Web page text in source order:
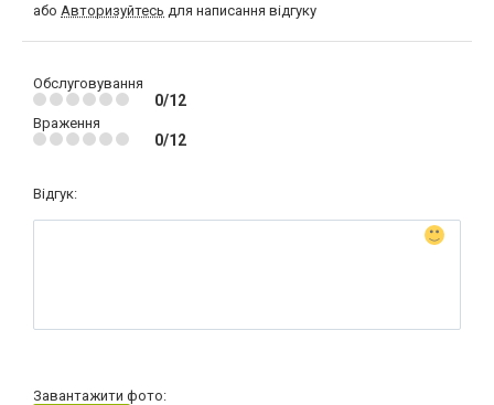
або Авторизуйтесь для написання відгуку
Обслуговування
0/12
Враження
0/12
Відгук:
Завантажити фото: